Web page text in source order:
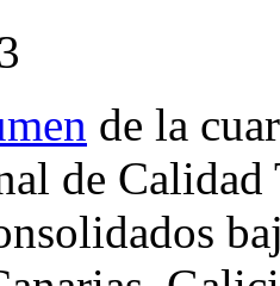
de la
de Calidad